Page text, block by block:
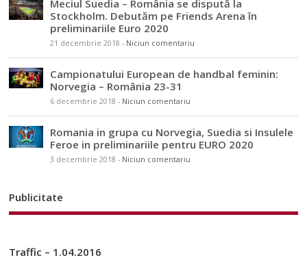
Meciul Suedia – România se dispută la
Stockholm. Debutăm pe Friends Arena în
preliminariile Euro 2020
21 decembrie 2018 - Niciun comentariu
Campionatului European de handbal feminin:
Norvegia – România 23-31
6 decembrie 2018 - Niciun comentariu
Romania in grupa cu Norvegia, Suedia si Insulele
Feroe in preliminariile pentru EURO 2020
3 decembrie 2018 - Niciun comentariu
Publicitate
Traffic – 1.04.2016